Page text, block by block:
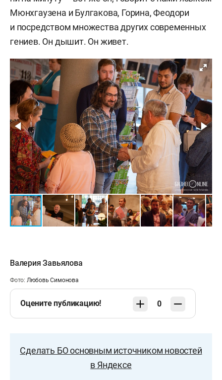
Мюнхгаузена и Булгакова, Горина, Феодори
и посредством множества других современных
гениев. Он дышит. Он живет.
Валерия Завьялова
Фото: Любовь Симонова
Оцените публикацию! 0
Сделать БО основным источником новостей
в Яндексе